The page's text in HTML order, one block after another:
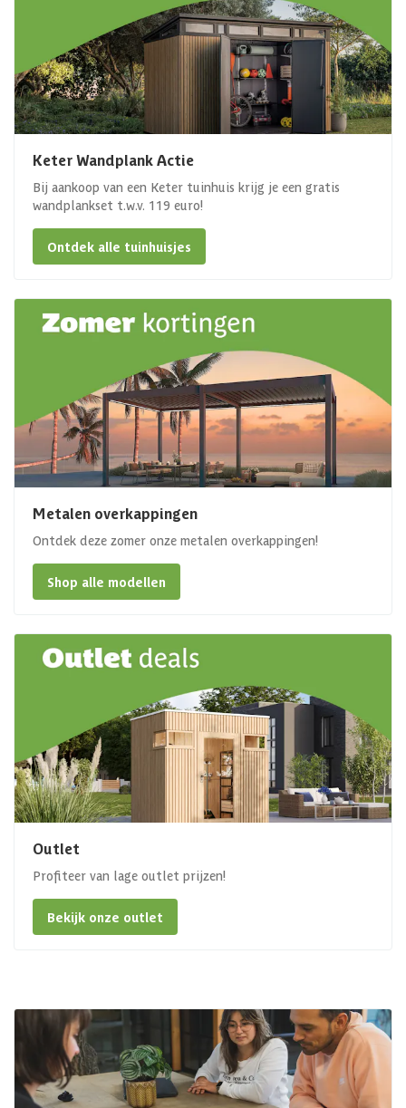
Keter Wandplank Actie
Bij aankoop van een Keter tuinhuis krijg je een gratis
wandplankset t.w.v. 119 euro!
Ontdek alle tuinhuisjes
Metalen overkappingen
Ontdek deze zomer onze metalen overkappingen!
Shop alle modellen
Outlet
Profiteer van lage outlet prijzen!
Bekijk onze outlet